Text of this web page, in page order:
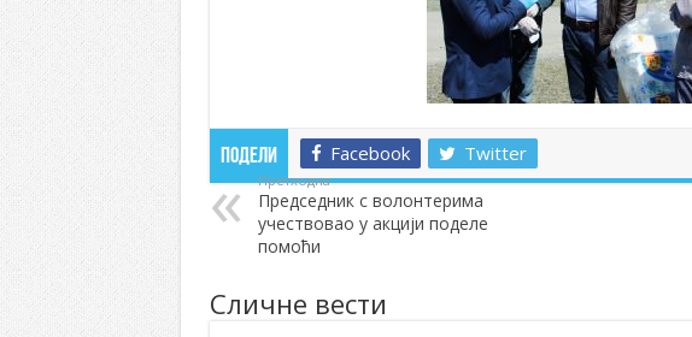
Подели Facebook Twitter
Претходна
Председник с волонтерима
учествовао у акцији поделе
помоћи
Сличне вести